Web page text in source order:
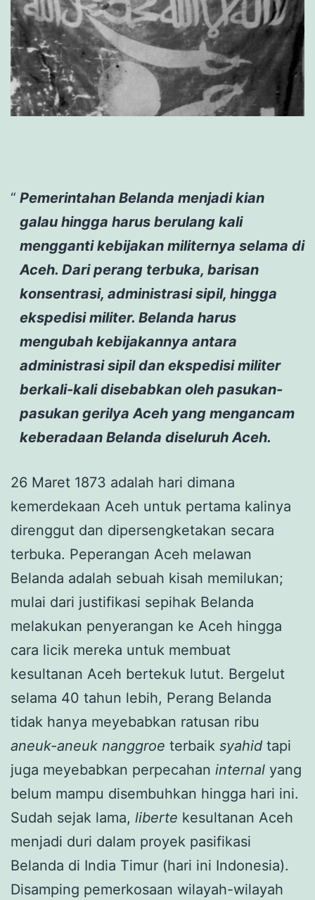
Pemerintahan Belanda menjadi kian
galau hingga harus berulang kali
mengganti kebijakan militernya selama di
Aceh. Dari perang terbuka, barisan
konsentrasi, administrasi sipil, hingga
ekspedisi militer. Belanda harus
mengubah kebijakannya antara
administrasi sipil dan ekspedisi militer
berkali-kali disebabkan oleh pasukan-
pasukan gerilya Aceh yang mengancam
keberadaan Belanda diseluruh Aceh.
26 Maret 1873 adalah hari dimana
kemerdekaan Aceh untuk pertama kalinya
direnggut dan dipersengketakan secara
terbuka. Peperangan Aceh melawan
Belanda adalah sebuah kisah memilukan;
mulai dari justifikasi sepihak Belanda
melakukan penyerangan ke Aceh hingga
cara licik mereka untuk membuat
kesultanan Aceh bertekuk lutut. Bergelut
selama 40 tahun lebih, Perang Belanda
tidak hanya meyebabkan ratusan ribu
aneuk-aneuk nanggroe terbaik syahid tapi
juga meyebabkan perpecahan internal yang
belum mampu disembuhkan hingga hari ini.
Sudah sejak lama, liberte kesultanan Aceh
menjadi duri dalam proyek pasifikasi
Belanda di India Timur (hari ini Indonesia).
Disamping pemerkosaan wilayah-wilayah